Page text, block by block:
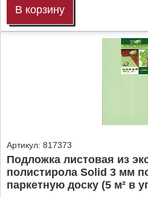
В корзину
Артикул: 817373
Подложка листовая из
полистирола Solid 3 мм
паркетную доску (5 м² в